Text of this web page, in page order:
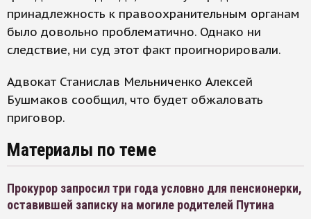
принадлежность к правоохранительным органам
было довольно проблематично. Однако ни
следствие, ни суд этот факт проигнорировали.
Адвокат Станислав Мельниченко Алексей
Бушмаков сообщил, что будет обжаловать
приговор.
Материалы по теме
Прокурор запросил три года условно для пенсионерки,
оставившей записку на могиле родителей Путина